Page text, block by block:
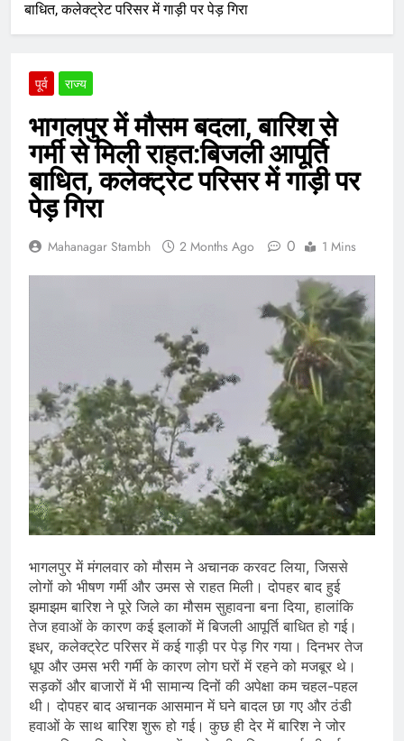
बाधित, कलेक्ट्रेट परिसर में गाड़ी पर पेड़ गिरा
पूर्व राज्य
भागलपुर में मौसम बदला, बारिश से
गर्मी से मिली राहत:बिजली आपूर्ति
बाधित, कलेक्ट्रेट परिसर में गाड़ी पर
पेड़ गिरा
Mahanagar Stambh 2 Months Ago 0 1 Mins
भागलपुर में मंगलवार को मौसम ने अचानक करवट लिया, जिससे
लोगों को भीषण गर्मी और उमस से राहत मिली। दोपहर बाद हुई
झमाझम बारिश ने पूरे जिले का मौसम सुहावना बना दिया, हालांकि
तेज हवाओं के कारण कई इलाकों में बिजली आपूर्ति बाधित हो गई।
इधर, कलेक्ट्रेट परिसर में कई गाड़ी पर पेड़ गिर गया। दिनभर तेज
धूप और उमस भरी गर्मी के कारण लोग घरों में रहने को मजबूर थे।
सड़कों और बाजारों में भी सामान्य दिनों की अपेक्षा कम चहल-पहल
थी। दोपहर बाद अचानक आसमान में घने बादल छा गए और ठंडी
हवाओं के साथ बारिश शुरू हो गई। कुछ ही देर में बारिश ने जोर